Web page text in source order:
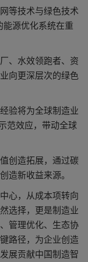
等技术与绿色技术
源优化系统在重
、水效领跑者、资
向更深层次的绿色
验将为全球制造业
范效应，带动全球
创造拓展，通过碳
造新收益来源。
心，从成本项转向
选择，更是制造业
管理优化、生态协
路径，为企业创造
展贡献中国制造智